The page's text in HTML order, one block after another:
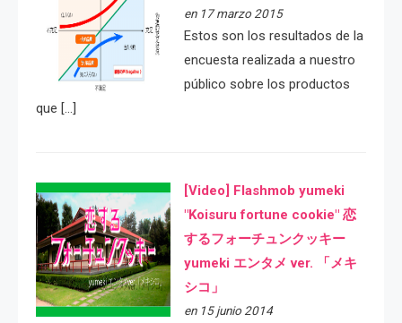
en 17 marzo 2015
Estos son los resultados de la
encuesta realizada a nuestro
público sobre los productos
que […]
[Video] Flashmob yumeki
"Koisuru fortune cookie" 恋
するフォーチュンクッキー
yumeki エンタメ ver. 「メキ
シコ」
en 15 junio 2014